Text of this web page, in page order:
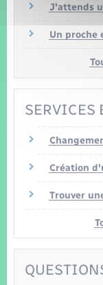
J'attends
Un proche
SERVICES
Création
Trouver